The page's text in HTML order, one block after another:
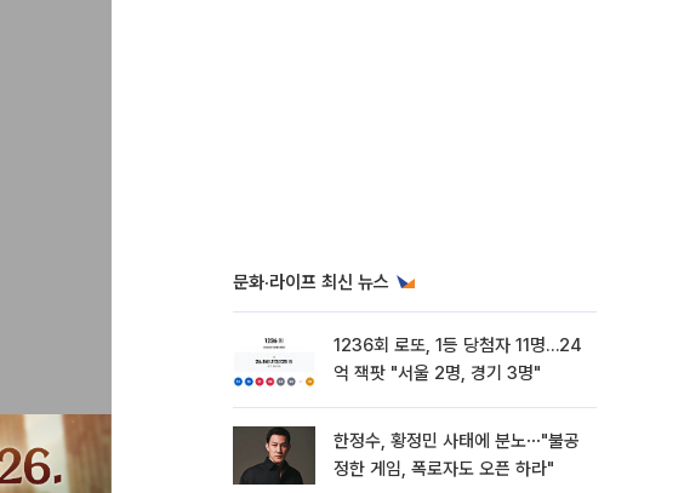
문화·라이프 최신 뉴스
1236회 로또, 1등 당첨자 11명…24
억 잭팟 "서울 2명, 경기 3명"
한정수, 황정민 사태에 분노⋯"불공
정한 게임, 폭로자도 오픈 하라"